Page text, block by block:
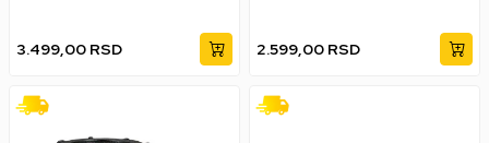
3.499,00 RSD 2.599,00 RSD